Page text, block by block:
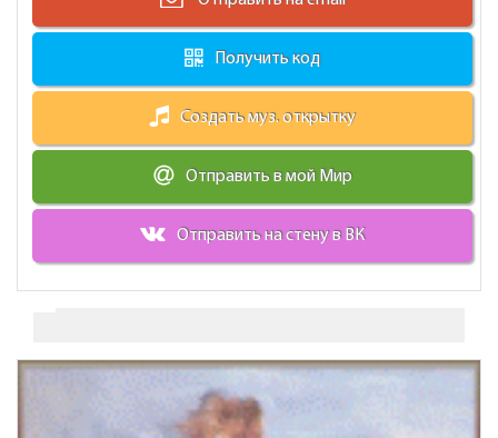
Получить код
Создать муз. открытку
Отправить в мой Мир
Отправить на стену в ВК